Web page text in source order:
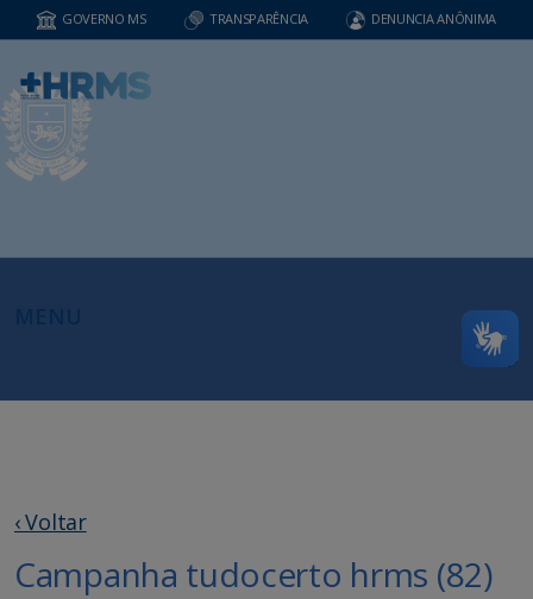
GOVERNO MS TRANSPARÊNCIA DENUNCIA ANÔNIMA
‹ Voltar
Campanha tudocerto hrms (82)